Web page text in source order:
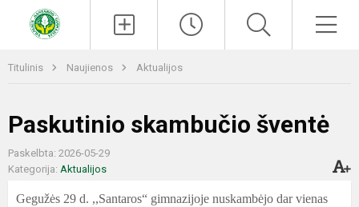
Titulinis Naujienos Aktualijos
Paskutinio skambučio šventė
Paskelbta: 2026-05-29
Kategorija: Aktualijos
Gegužės 29 d. ,,Santaros“ gimnazijoje nuskambėjo dar vienas